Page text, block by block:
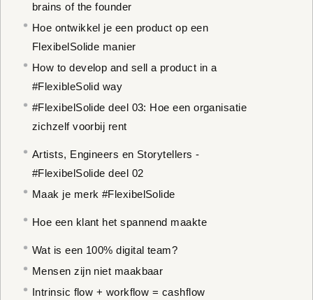
brains of the founder
Hoe ontwikkel je een product op een
FlexibelSolide manier
How to develop and sell a product in a
#FlexibleSolid way
#FlexibelSolide deel 03: Hoe een organisatie
zichzelf voorbij rent
Artists, Engineers en Storytellers -
#FlexibelSolide deel 02
Maak je merk #FlexibelSolide
Hoe een klant het spannend maakte
Wat is een 100% digital team?
Mensen zijn niet maakbaar
Intrinsic flow + workflow = cashflow